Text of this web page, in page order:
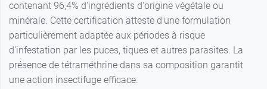
contenant 96,4% d'ingrédients d'origine végétale ou
minérale. Cette certification atteste d'une formulation
particulièrement adaptée aux périodes à risque
d'infestation par les puces, tiques et autres parasites. La
présence de tétraméthrine dans sa composition garantit
une action insectifuge efficace.